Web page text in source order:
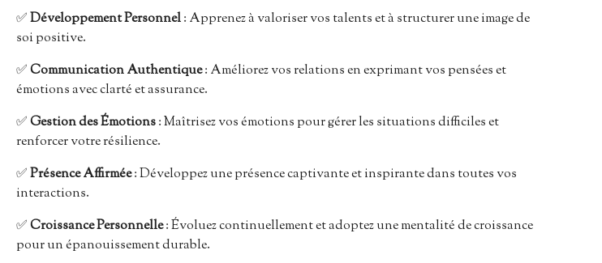
✅Développement Personnel: Apprenez à valoriser vos talents et à structurer une image de
soi positive.
✅Communication Authentique: Améliorez vos relations en exprimant vos pensées et
émotions avec clarté et assurance.
✅Gestion des Émotions: Maîtrisez vos émotions pour gérer les situations difficiles et
renforcer votre résilience.
✅Présence Affirmée: Développez une présence captivante et inspirante dans toutes vos
interactions.
✅Croissance Personnelle: Évoluez continuellement et adoptez une mentalité de croissance
pour un épanouissement durable.